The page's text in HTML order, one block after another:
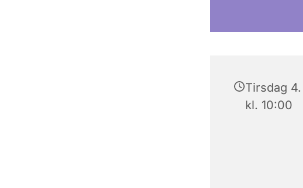
Tirsdag
kl. 10:00